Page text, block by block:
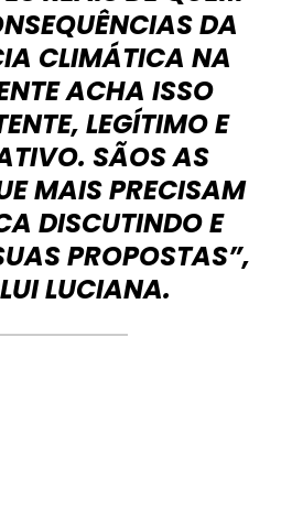
DA
CLIMÁTICA NA
ACHA ISSO
LEGÍTIMO E
SÃOS AS
MAIS PRECISAM
DISCUTINDO E
PROPOSTAS”,
LUCIANA.